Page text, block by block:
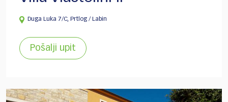
Duga Luka 7/C, Prtlog / Labin
Pošalji upit